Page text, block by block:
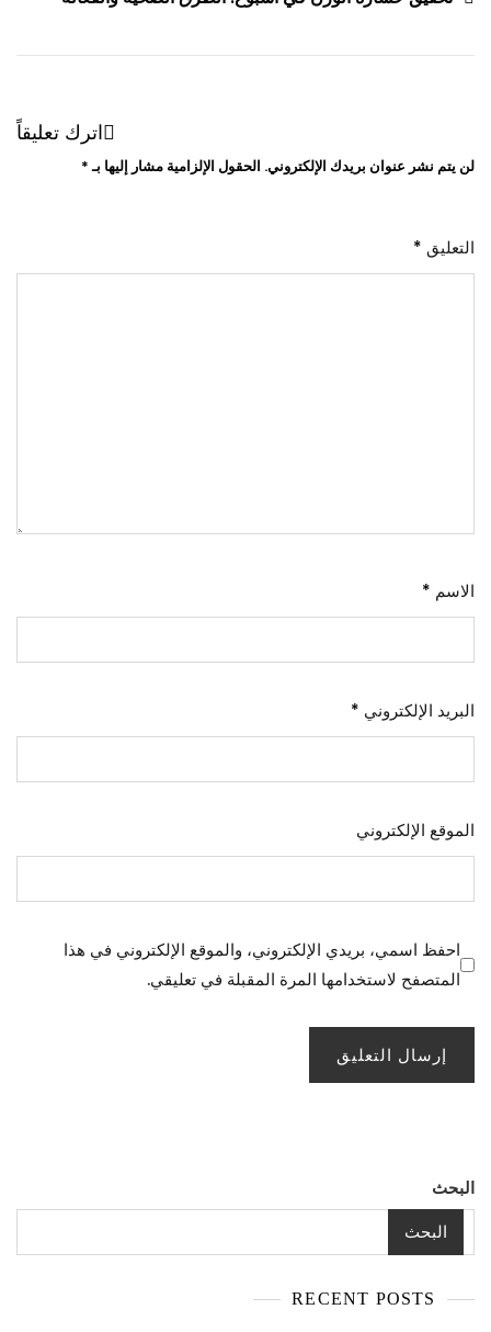
اترك تعليقاً
لن يتم نشر عنوان بريدك الإلكتروني. الحقول الإلزامية مشار إليها بـ*
التعليق *
الاسم *
البريد الإلكتروني *
الموقع الإلكتروني
احفظ اسمي، بريدي الإلكتروني، والموقع الإلكتروني في هذا
المتصفح لاستخدامها المرة المقبلة في تعليقي.
البحث
البحث
RECENT POSTS